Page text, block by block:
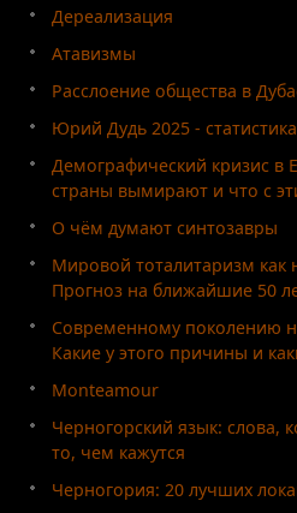
Дереализация
Атавизмы
Расслоение общества в
Юрий Дудь 2025 -
Демографический кризис в
страны вымирают и что с
О чём думают синтозавры
Мировой тоталитаризм как
Прогноз на ближайшие 50
Современному поколению
Какие у этого причины и
Monteamour
Черногорский язык: слова,
то, чем кажутся
Черногория: 20 лучших